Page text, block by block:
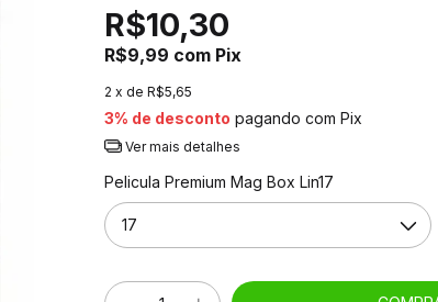
R$10,30
R$9,99 com Pix
2 x de R$5,65
3% de desconto pagando com Pix
Ver mais detalhes
Pelicula Premium Mag Box Lin17